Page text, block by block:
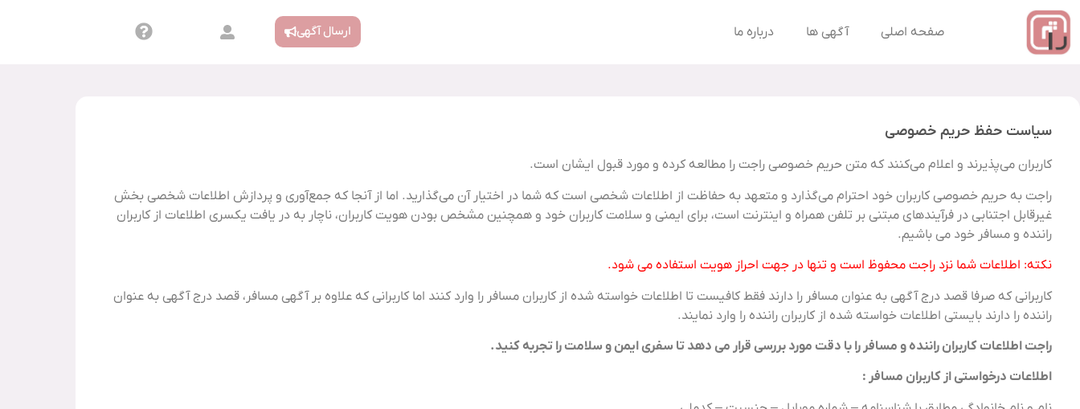
صفحه اصلی آگهی ها درباره ما ارسال آگهی
سیاست حفظ حریم خصوصی
کاربران می‌پذیرند و اعلام می‌کنند که متن حریم خصوصی راجت را مطالعه کرده و مورد قبول ایشان است.
راجت به حریم خصوصی کاربران خود احترام می‌گذارد و متعهد به حفاظت از اطلاعات شخصی است که شما در اختیار آن می‌گذارید. اما از آنجا که جمع‌آوری و پردازش اطلاعات شخصی بخش
غیرقابل اجتنابی در فرآیندهای مبتنی بر تلفن همراه و اینترنت است، برای ایمنی و سلامت کاربران خود و همچنین مشخص بودن هویت کاربران، ناچار به در یافت یکسری اطلاعات از کاربران
راننده و مسافر خود می باشیم.
نکته: اطلاعات شما نزد راجت محفوظ است و تنها در جهت احراز هویت استفاده می شود.
کاربرانی که صرفا قصد درج آگهی به عنوان مسافر را دارند فقط کافیست تا اطلاعات خواسته شده از کاربران مسافر را وارد کنند اما کاربرانی که علاوه بر آگهی مسافر، قصد درج آگهی به عنوان
راننده را دارند بایستی اطلاعات خواسته شده از کاربران راننده را وارد نمایند.
راجت اطلاعات کاربران راننده و مسافر را با دقت مورد بررسی قرار می دهد تا سفری ایمن و سلامت را تجربه کنید.
اطلاعات درخواستی از کاربران مسافر :